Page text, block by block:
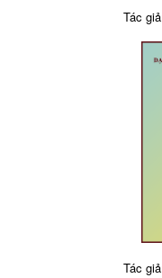
Tác
Tác